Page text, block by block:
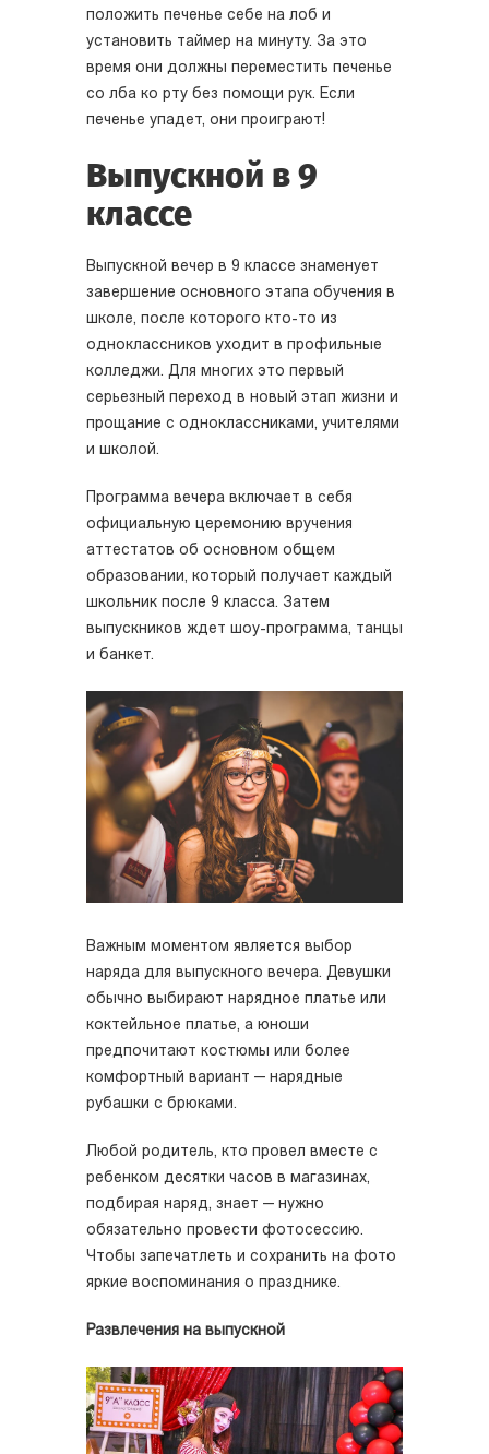
положить печенье себе на лоб и
установить таймер на минуту. За это
время они должны переместить печенье
со лба ко рту без помощи рук. Если
печенье упадет, они проиграют!
Выпускной в 9
классе
Выпускной вечер в 9 классе знаменует
завершение основного этапа обучения в
школе, после которого кто-то из
одноклассников уходит в профильные
колледжи. Для многих это первый
серьезный переход в новый этап жизни и
прощание с одноклассниками, учителями
и школой.
Программа вечера включает в себя
официальную церемонию вручения
аттестатов об основном общем
образовании, который получает каждый
школьник после 9 класса. Затем
выпускников ждет шоу-программа, танцы
и банкет.
Важным моментом является выбор
наряда для выпускного вечера. Девушки
обычно выбирают нарядное платье или
коктейльное платье, а юноши
предпочитают костюмы или более
комфортный вариант — нарядные
рубашки с брюками.
Любой родитель, кто провел вместе с
ребенком десятки часов в магазинах,
подбирая наряд, знает — нужно
обязательно провести фотосессию.
Чтобы запечатлеть и сохранить на фото
яркие воспоминания о празднике.
Развлечения на выпускной